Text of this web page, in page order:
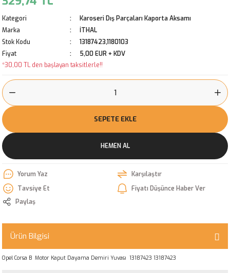
Kategori
Karoseri Dış Parçaları Kaporta Aksamı
Marka
İTHAL
Stok Kodu
13187423,1180103
Fiyat
5,00 EUR + KDV
*30,00 TL den başlayan taksitlerle!!
SEPETE EKLE
HEMEN AL
Yorum Yaz
Karşılaştır
Tavsiye Et
Fiyatı Düşünce Haber Ver
Paylaş
Ürün Bilgisi
Opel Corsa B Motor Kaput Dayama Demiri Yuvası 13187423 13187423